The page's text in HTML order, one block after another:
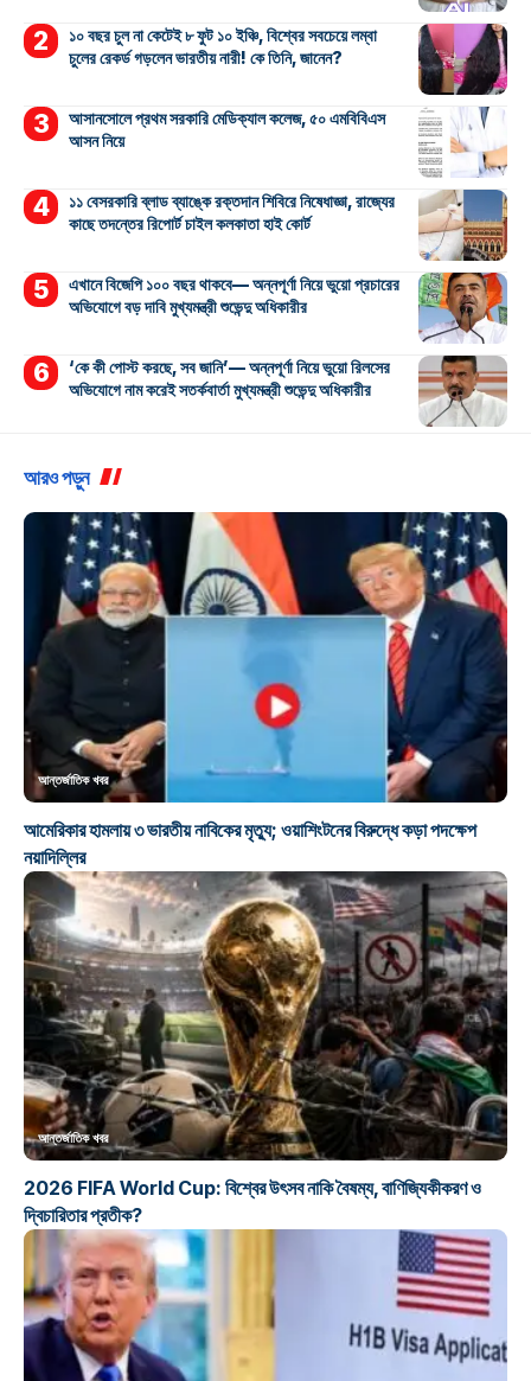
১০ বছর চুল না কেটেই ৮ ফুট ১০ ইঞ্চি, বিশ্বের সবচেয়ে লম্বা
চুলের রেকর্ড গড়লেন ভারতীয় নারী! কে তিনি, জানেন?
আসানসোলে প্রথম সরকারি মেডিক্যাল কলেজ, ৫০ এমবিবিএস
আসন নিয়ে
১১ বেসরকারি ব্লাড ব্যাঙ্কে রক্তদান শিবিরে নিষেধাজ্ঞা, রাজ্যের
কাছে তদন্তের রিপোর্ট চাইল কলকাতা হাই কোর্ট
এখানে বিজেপি ১০০ বছর থাকবে— অন্নপূর্ণা নিয়ে ভুয়ো প্রচারের
অভিযোগে বড় দাবি মুখ্যমন্ত্রী শুভেন্দু অধিকারীর
‘কে কী পোস্ট করছে, সব জানি’— অন্নপূর্ণা নিয়ে ভুয়ো রিলসের
অভিযোগে নাম করেই সতর্কবার্তা মুখ্যমন্ত্রী শুভেন্দু অধিকারীর
আরও পড়ুন
আন্তর্জাতিক খবর
আমেরিকার হামলায় ৩ ভারতীয় নাবিকের মৃত্যু; ওয়াশিংটনের বিরুদ্ধে কড়া পদক্ষেপ
নয়াদিল্লির
আন্তর্জাতিক খবর
2026 FIFA World Cup: বিশ্বের উৎসব নাকি বৈষম্য, বাণিজ্যিকীকরণ ও
দ্বিচারিতার প্রতীক?